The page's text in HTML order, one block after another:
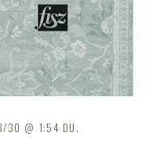
30 1:54 DU.